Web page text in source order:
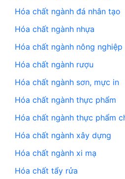
Hóa chất ngành đá nhân tạo
Hóa chất ngành nhựa
Hóa chất ngành nông nghiệp
Hóa chất ngành rượu
Hóa chất ngành sơn, mực in
Hóa chất ngành thực phẩm
Hóa chất ngành thực phẩm
Hóa chất ngành xây dựng
Hóa chất ngành xi mạ
Hóa chất tẩy rửa